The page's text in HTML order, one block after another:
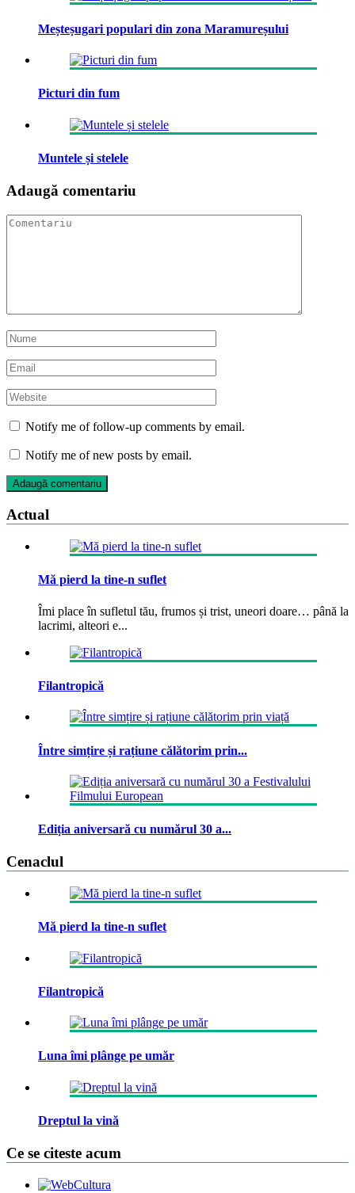
Meșteșugari populari din zona Maramureșului
Picturi din fum
Muntele și stelele
Adaugă comentariu
Notify me of follow-up comments by email.
Notify me of new posts by email.
Actual
Mă pierd la tine-n suflet
Îmi place în sufletul tău, frumos și trist, uneori doare… până la
lacrimi, alteori e...
Filantropică
Între simțire și rațiune călătorim prin...
Ediția aniversară cu numărul 30 a...
Cenaclul
Mă pierd la tine-n suflet
Filantropică
Luna îmi plânge pe umăr
Dreptul la vină
Ce se citeste acum